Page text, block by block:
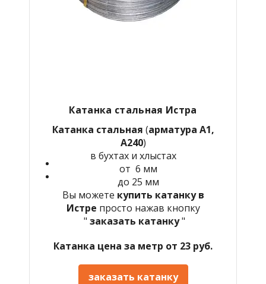
Катанка стальная Истра
Катанка стальная (арматура А1,
А240)
в бухтах и хлыстах
от 6 мм
до 25 мм
Вы можете купить катанку в
Истре просто нажав кнопку
" заказать катанку"
Катанка цена за метр от 23 руб.
заказать катанку